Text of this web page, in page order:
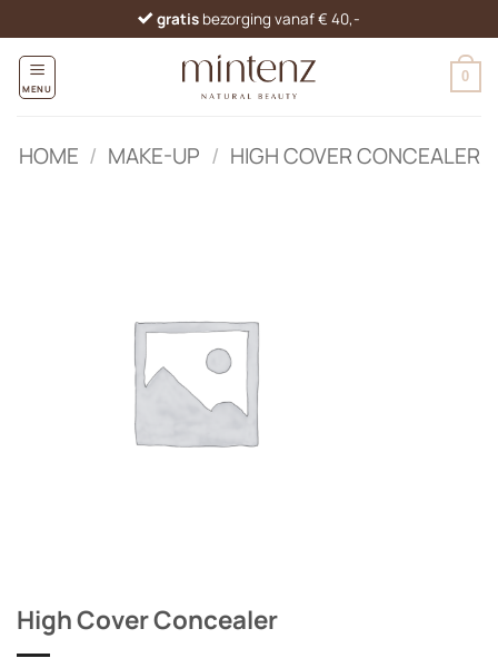
naar
inhoud
gratis bezorging vanaf € 40,-
MENU
0
HOME / MAKE-UP / HIGH COVER CONCEALER
High Cover Concealer